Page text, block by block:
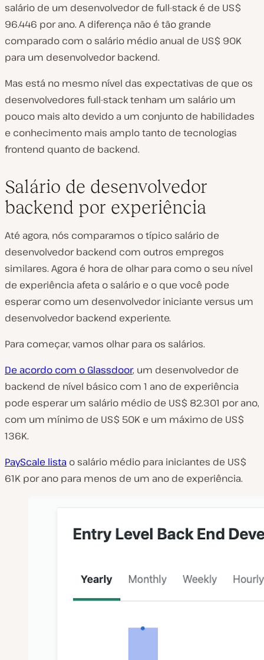
salário de um desenvolvedor de full-stack é de US$
96.446 por ano. A diferença não é tão grande
comparado com o salário médio anual de US$ 90K
para um desenvolvedor backend.
Mas está no mesmo nível das expectativas de que os
desenvolvedores full-stack tenham um salário um
pouco mais alto devido a um conjunto de habilidades
e conhecimento mais amplo tanto de tecnologias
frontend quanto de backend.
Salário de desenvolvedor
backend por experiência
Até agora, nós comparamos o típico salário de
desenvolvedor backend com outros empregos
similares. Agora é hora de olhar para como o seu nível
de experiência afeta o salário e o que você pode
esperar como um desenvolvedor iniciante versus um
desenvolvedor backend experiente.
Para começar, vamos olhar para os salários.
De acordo com o Glassdoor, um desenvolvedor de
backend de nível básico com 1 ano de experiência
pode esperar um salário médio de US$ 82.301 por ano,
com um mínimo de US$ 50K e um máximo de US$
136K.
PayScale lista o salário médio para iniciantes de US$
61K por ano para menos de um ano de experiência.